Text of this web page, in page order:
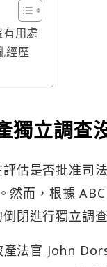
用處
經歷
獨立調查
估是否批准司
然而，根據
閉進行獨立調
法官 John